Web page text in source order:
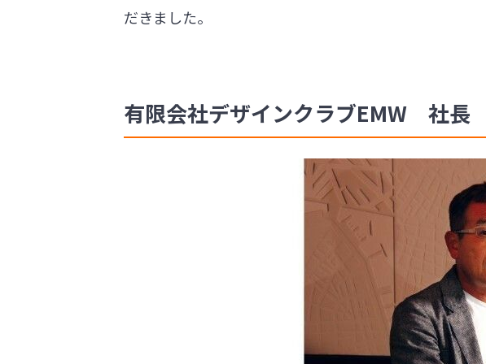
だきました。
有限会社デザインクラブEMW 社長